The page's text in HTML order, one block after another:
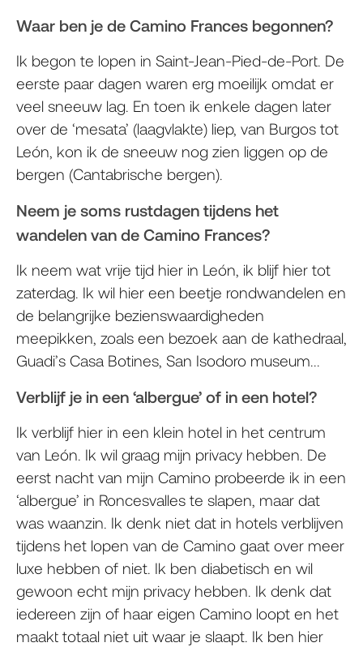
Waar ben je de Camino Frances begonnen?
Ik begon te lopen in Saint-Jean-Pied-de-Port. De
eerste paar dagen waren erg moeilijk omdat er
veel sneeuw lag. En toen ik enkele dagen later
over de ‘mesata’ (laagvlakte) liep, van Burgos tot
León, kon ik de sneeuw nog zien liggen op de
bergen (Cantabrische bergen).
Neem je soms rustdagen tijdens het
wandelen van de Camino Frances?
Ik neem wat vrije tijd hier in León, ik blijf hier tot
zaterdag. Ik wil hier een beetje rondwandelen en
de belangrijke bezienswaardigheden
meepikken, zoals een bezoek aan de kathedraal,
Guadi’s Casa Botines, San Isodoro museum...
Verblijf je in een ‘albergue’ of in een hotel?
Ik verblijf hier in een klein hotel in het centrum
van León. Ik wil graag mijn privacy hebben. De
eerst nacht van mijn Camino probeerde ik in een
‘albergue’ in Roncesvalles te slapen, maar dat
was waanzin. Ik denk niet dat in hotels verblijven
tijdens het lopen van de Camino gaat over meer
luxe hebben of niet. Ik ben diabetisch en wil
gewoon echt mijn privacy hebben. Ik denk dat
iedereen zijn of haar eigen Camino loopt en het
maakt totaal niet uit waar je slaapt. Ik ben hier